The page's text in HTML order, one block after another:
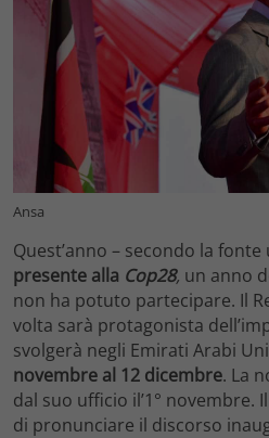
Ansa
Quest’anno – secondo la fonte
presente alla Cop28, un anno
non ha potuto partecipare. Il
volta sarà protagonista
svolgerà negli Emirati Arabi
novembre al 12 dicembre. La
dal suo ufficio il’1° novembre.
di pronunciare il discorso